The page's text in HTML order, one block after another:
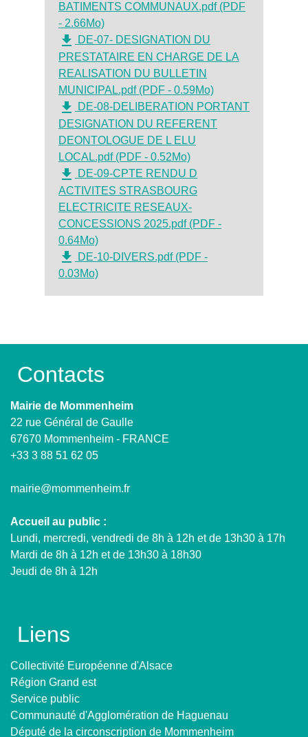
BATIMENTS COMMUNAUX.pdf (PDF
- 2.66Mo)
file_download
DE-07- DESIGNATION DU
PRESTATAIRE EN CHARGE DE LA
REALISATION DU BULLETIN
MUNICIPAL.pdf (PDF - 0.59Mo)
file_download
DE-08-DELIBERATION PORTANT
DESIGNATION DU REFERENT
DEONTOLOGUE DE L ELU
LOCAL.pdf (PDF - 0.52Mo)
file_download
DE-09-CPTE RENDU D
ACTIVITES STRASBOURG
ELECTRICITE RESEAUX-
CONCESSIONS 2025.pdf (PDF -
0.64Mo)
file_download
DE-10-DIVERS.pdf (PDF -
0.03Mo)
Contacts
Mairie de Mommenheim
22 rue Général de Gaulle
67670 Mommenheim - FRANCE
+33 3 88 51 62 05
mairie@mommenheim.fr
Accueil au public :
Lundi, mercredi, vendredi de 8h à 12h et de 13h30 à 17h
Mardi de 8h à 12h et de 13h30 à 18h30
Jeudi de 8h à 12h
Liens
Collectivité Européenne d'Alsace
Région Grand est
Service public
Communauté d'Agglomération de Haguenau
Député de la circonscription de Mommenheim